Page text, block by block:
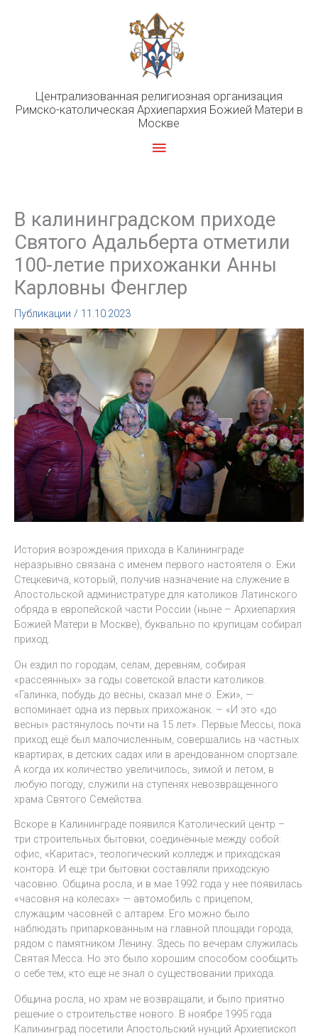
Централизованная религиозная организация
Римско-католическая Архиепархия Божией Матери в
Москве
Главное
В калининградском приходе
Святого Адальберта отметили
100-летие прихожанки Анны
Карловны Фенглер
Публикации / 11.10.2023
История возрождения прихода в Калининграде
неразрывно связана с именем первого настоятеля о. Ежи
Стецкевича, который, получив назначение на служение в
Апостольской администратуре для католиков Латинского
обряда в европейской части России (ныне – Архиепархия
Божией Матери в Москве), буквально по крупицам собирал
приход.
Он ездил по городам, селам, деревням, собирая
«рассеянных» за годы советской власти католиков.
«Галинка, побудь до весны, сказал мне о. Ежи», —
вспоминает одна из первых прихожанок. – «И это «до
весны» растянулось почти на 15 лет». Первые Мессы, пока
приход ещё был малочисленным, совершались на частных
квартирах, в детских садах или в арендованном спортзале.
А когда их количество увеличилось, зимой и летом, в
любую погоду, служили на ступенях невозвращенного
храма Святого Семейства.
Вскоре в Калининграде появился Католический центр –
три строительных бытовки, соединённые между собой:
офис, «Каритас», теологический колледж и приходская
контора. И ещё три бытовки составляли приходскую
часовню. Община росла, и в мае 1992 года у нее появилась
«часовня на колесах» — автомобиль с прицепом,
служащим часовней с алтарем. Его можно было
наблюдать припаркованным на главной площади города,
рядом с памятником Ленину. Здесь по вечерам служилась
Святая Месса. Но это было хорошим способом сообщить
о себе тем, кто еще не знал о существовании прихода.
Община росла, но храм не возвращали, и было приятно
решение о строительстве нового. В ноябре 1995 года
Калининград посетили Апостольский нунций Архиепископ